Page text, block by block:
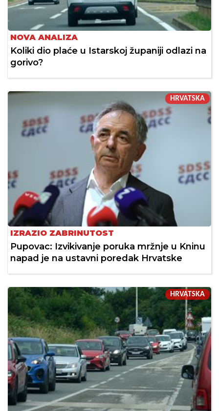
NOVA ANALIZA
Koliki dio plaće u Istarskoj županiji odlazi na
gorivo?
HRVATSKA
IZRAZIO ZABRINUTOST
Pupovac: Izvikivanje poruka mržnje u Kninu
napad je na ustavni poredak Hrvatske
HRVATSKA